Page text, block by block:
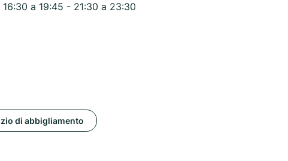
a 19:45 - 21:30 a 23:30
di abbigliamento